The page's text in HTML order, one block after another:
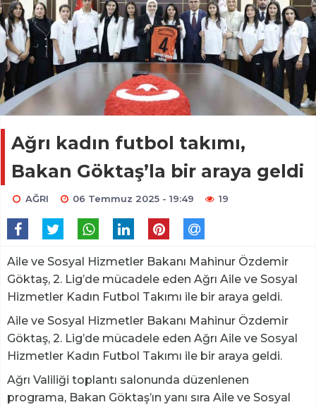
Ağrı kadın futbol takımı,
Bakan Göktaş’la bir araya geldi
AĞRI 06 Temmuz 2025 - 19:49 19
Aile ve Sosyal Hizmetler Bakanı Mahinur Özdemir
Göktaş, 2. Lig’de mücadele eden Ağrı Aile ve Sosyal
Hizmetler Kadın Futbol Takımı ile bir araya geldi.
Aile ve Sosyal Hizmetler Bakanı Mahinur Özdemir
Göktaş, 2. Lig’de mücadele eden Ağrı Aile ve Sosyal
Hizmetler Kadın Futbol Takımı ile bir araya geldi.
Ağrı Valiliği toplantı salonunda düzenlenen
programa, Bakan Göktaş’ın yanı sıra Aile ve Sosyal